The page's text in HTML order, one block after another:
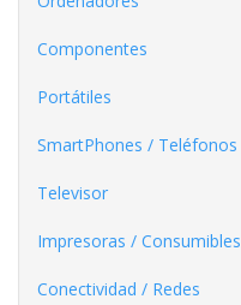
Componentes
Portátiles
SmartPhones / Teléfonos
Televisor
Impresoras / Consumibles
Conectividad / Redes